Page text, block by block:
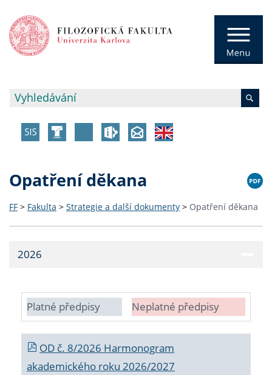
Opatření děkana
FF > Fakulta > Strategie a další dokumenty > Opatření děkana
2026
Platné předpisy Neplatné předpisy
OD č. 8/2026 Harmonogram
akademického roku 2026/2027